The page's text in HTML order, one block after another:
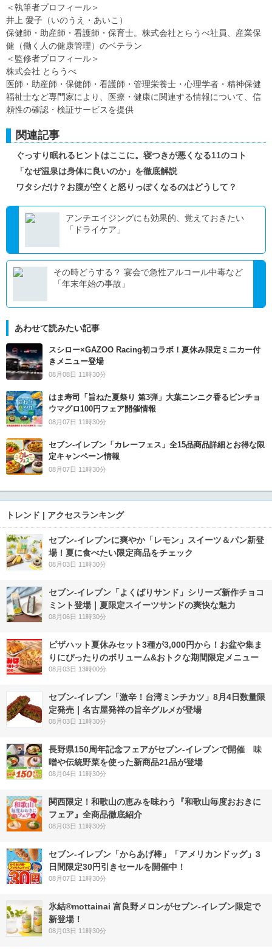
＜執筆者プロフィール＞
井上 愛子（いのうえ・あいこ）
保健師・助産師・看護師・保育士。株式会社とらうべ社員、産業保
健（働く人の健康管理）のベテラン
＜監修者プロフィール＞
株式会社 とらうべ
医師・助産師・保健師・看護師・管理栄養士・心理学者・精神保健
福祉士など専門家により、医療・健康に関連する情報について、信
頼性の確認・検証サービスを提供
関連記事
ぐっすり眠れるヒントはここに。寝つきが悪くなる11のコト
「なぜ温泉は身体に良いのか」を徹底解説
ワタシだけ？お腹が空くと怒りっぽくなるのはどうして？
アンチエイジングにも効果的、覚えておきたい
「ドライケア」
その時どうする？ 宴会で急性アルコール中毒など
「年末年始の事故」
あわせて読みたい記事
スシロー×GAZOO Racing初コラボ！夏休み限定ミニカー付
きメニュー登場
08月08日 11時30分
はま寿司「旨ねた夏祭り 第3弾」大葉ニンニク香るビンチョ
ウマグロ100円フェア開催情報
08月07日 11時30分
セブン‐イレブン「カレーフェス」全15品商品詳細とお得な限
定キャンペーン情報
08月07日 11時30分
トレンド | アクセスランキング
セブン‐イレブンに爽やか「レモン」スイーツ＆パン新登
場！夏に食べたい限定商品をチェック
08月03日 11時30分
セブン‐イレブン「よくばりサンド」シリーズ新作チョコ
ミント登場｜夏限定スイーツサンドの爽快な魅力
08月06日 11時30分
ピザハット夏休みセット3種が3,000円から！お盆や集ま
りにぴったりのボリューム&おトクな期間限定メニュー
08月03日 13時00分
セブン-イレブン「激辛！台湾ミンチカツ」8月4日数量限
定発売｜名古屋発祥の旨辛グルメが登場
08月03日 11時30分
長野県150周年記念フェアがセブン-イレブンで開催 味
噌や伝統野菜を使った新商品21品が登場
08月04日 11時30分
関西限定！和歌山の恵みを味わう『和歌山毎度おおきに
フェア』全商品徹底紹介
08月03日 11時30分
セブン‐イレブン「からあげ棒」「アメリカンドッグ」3
日間限定30円引きセールを開催中！
08月07日 11時30分
氷結®mottainai 富良野メロンがセブン‐イレブン限定で
新登場！
08月03日 11時30分